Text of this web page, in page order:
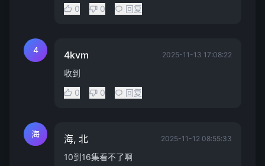
0
0 回复
4 4kvm 2025-11-13 17:08:22
收到
0
0 回复
海 海, 北 2025-11-12 08:55:33
10到16集看不了啊